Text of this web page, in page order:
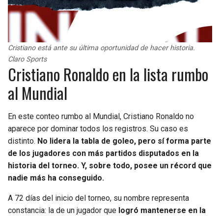
Cristiano está ante su última oportunidad de hacer historia.
Claro Sports
Cristiano Ronaldo en la lista rumbo
al Mundial
En este conteo rumbo al Mundial, Cristiano Ronaldo no
aparece por dominar todos los registros. Su caso es
distinto. No lidera la tabla de goleo, pero sí forma parte
de los jugadores con más partidos disputados en la
historia del torneo. Y, sobre todo, posee un récord que
nadie más ha conseguido.
A 72 días del inicio del torneo, su nombre representa
constancia: la de un jugador que logró mantenerse en la